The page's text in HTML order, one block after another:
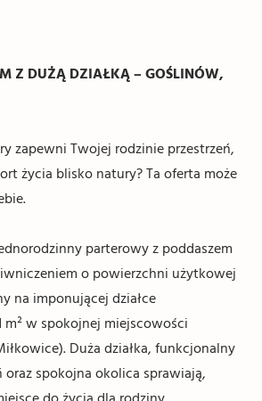
Z DUŻĄ DZIAŁKĄ – GOŚLINÓW,
zapewni Twojej rodzinie przestrzeń,
życia blisko natury? Ta oferta może
parterowy z poddaszem
o powierzchni użytkowej
na imponującej działce
m² w spokojnej miejscowości
Duża działka, funkcjonalny
oraz spokojna okolica sprawiają,